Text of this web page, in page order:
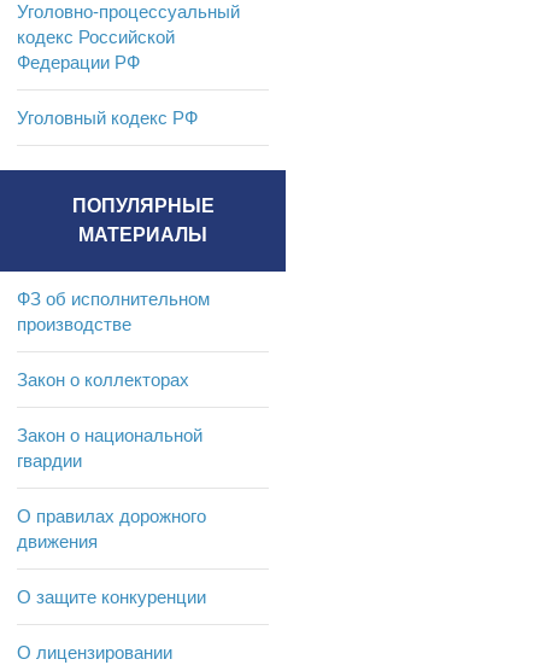
Уголовно-процессуальный
кодекс Российской
Федерации РФ
Уголовный кодекс РФ
ПОПУЛЯРНЫЕ
МАТЕРИАЛЫ
ФЗ об исполнительном
производстве
Закон о коллекторах
Закон о национальной
гвардии
О правилах дорожного
движения
О защите конкуренции
О лицензировании